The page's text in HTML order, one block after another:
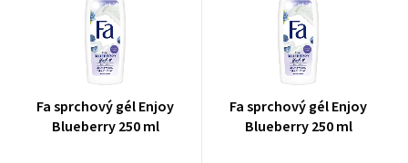
Fa sprchový gél Enjoy
Blueberry 250 ml
Fa sprchový gél Enjoy
Blueberry 250 ml